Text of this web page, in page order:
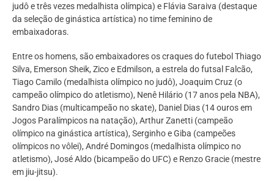
judô e três vezes medalhista olímpica) e Flávia Saraiva (destaque
da seleção de ginástica artística) no time feminino de
embaixadoras.
Entre os homens, são embaixadores os craques do futebol Thiago
Silva, Emerson Sheik, Zico e Edmilson, a estrela do futsal Falcão,
Tiago Camilo (medalhista olímpico no judô), Joaquim Cruz (o
campeão olímpico do atletismo), Nenê Hilário (17 anos pela NBA),
Sandro Dias (multicampeão no skate), Daniel Dias (14 ouros em
Jogos Paralímpicos na natação), Arthur Zanetti (campeão
olímpico na ginástica artística), Serginho e Giba (campeões
olímpicos no vôlei), André Domingos (medalhista olímpico no
atletismo), José Aldo (bicampeão do UFC) e Renzo Gracie (mestre
em jiu-jitsu).